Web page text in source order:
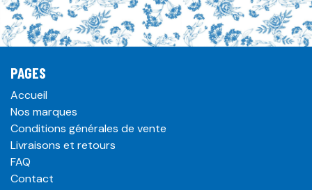
PAGES
Accueil
Nos marques
Conditions générales de vente
Livraisons et retours
FAQ
Contact